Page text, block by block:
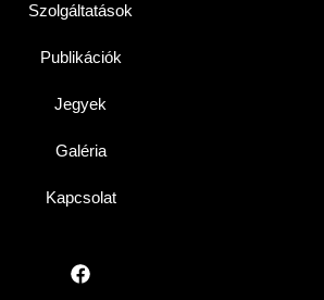
Szolgáltatások
Publikációk
Jegyek
Galéria
Kapcsolat